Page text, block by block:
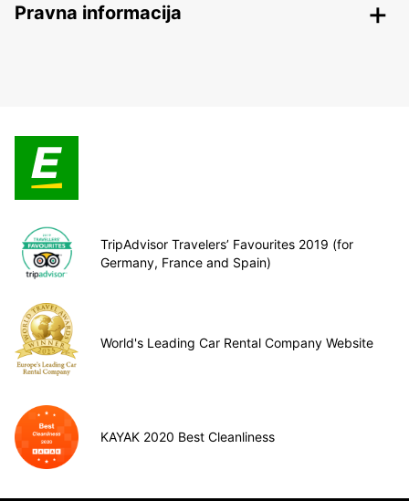
Pravna informacija
TripAdvisor Travelers’ Favourites 2019 (for
Germany, France and Spain)
World's Leading Car Rental Company Website
KAYAK 2020 Best Cleanliness